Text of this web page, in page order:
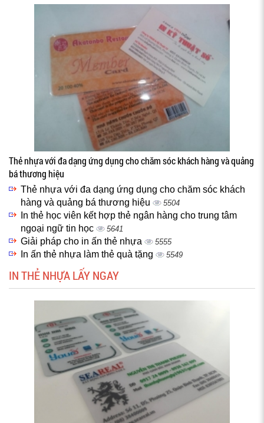
Thẻ nhựa với đa dạng ứng dụng cho chăm sóc khách hàng và quảng
bá thương hiệu
Thẻ nhựa với đa dạng ứng dụng cho chăm sóc khách
hàng và quảng bá thương hiệu
5504
In thẻ học viên kết hợp thẻ ngân hàng cho trung tâm
ngoại ngữ tin học
5641
Giải pháp cho in ấn thẻ nhựa 5555
In ấn thẻ nhựa làm thẻ quà tặng 5549
IN THẺ NHỰA LẤY NGAY